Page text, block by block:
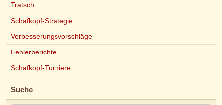
Tratsch
Schafkopf-Strategie
Verbesserungsvorschläge
Fehlerberichte
Schafkopf-Turniere
Suche